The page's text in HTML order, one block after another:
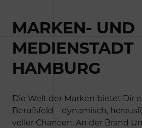
MARKEN- UND
MEDIENSTADT
HAMBURG
Die Welt der Marken bietet Dir
Berufsfeld – dynamisch,
voller Chancen. An der Brand